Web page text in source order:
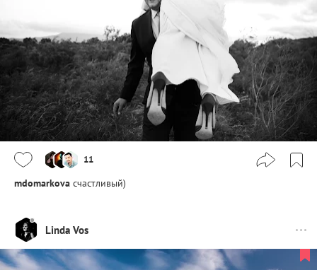
11
mdomarkova счастливый)
Linda Vos